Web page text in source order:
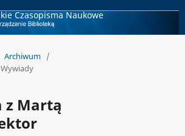
Czasopisma Naukowe
Archiwum /
Wywiady
z Martą